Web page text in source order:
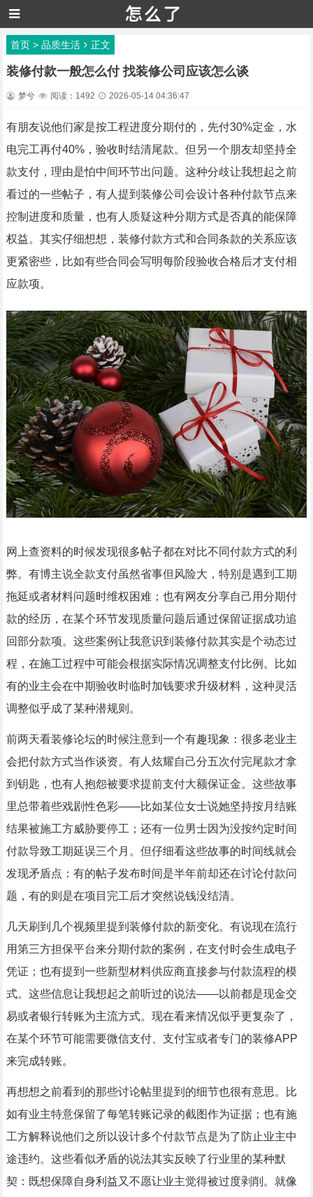
首页> 品质生活 正文
装修付款一般怎么付 找装修公司应该怎么谈
梦兮 阅读：1492 2026-05-14 04:36:47
有朋友说他们家是按工程进度分期付的，先付30%定金，水
电完工再付40%，验收时结清尾款。但另一个朋友却坚持全
款支付，理由是怕中间环节出问题。这种分歧让我想起之前
看过的一些帖子，有人提到装修公司会设计各种付款节点来
控制进度和质量，也有人质疑这种分期方式是否真的能保障
权益。其实仔细想想，装修付款方式和合同条款的关系应该
更紧密些，比如有些合同会写明每阶段验收合格后才支付相
应款项。
网上查资料的时候发现很多帖子都在对比不同付款方式的利
弊。有博主说全款支付虽然省事但风险大，特别是遇到工期
拖延或者材料问题时维权困难；也有网友分享自己用分期付
款的经历，在某个环节发现质量问题后通过保留证据成功追
回部分款项。这些案例让我意识到装修付款其实是个动态过
程，在施工过程中可能会根据实际情况调整支付比例。比如
有的业主会在中期验收时临时加钱要求升级材料，这种灵活
调整似乎成了某种潜规则。
前两天看装修论坛的时候注意到一个有趣现象：很多老业主
会把付款方式当作谈资。有人炫耀自己分五次付完尾款才拿
到钥匙，也有人抱怨被要求提前支付大额保证金。这些故事
里总带着些戏剧性色彩——比如某位女士说她坚持按月结账
结果被施工方威胁要停工；还有一位男士因为没按约定时间
付款导致工期延误三个月。但仔细看这些故事的时间线就会
发现矛盾点：有的帖子发布时间是半年前却还在讨论付款问
题，有的则是在项目完工后才突然说钱没结清。
几天刷到几个视频里提到装修付款的新变化。有说现在流行
用第三方担保平台来分期付款的案例，在支付时会生成电子
凭证；也有提到一些新型材料供应商直接参与付款流程的模
式。这些信息让我想起之前听过的说法——以前都是现金交
易或者银行转账为主流方式。现在看来情况似乎更复杂了，
在某个环节可能需要微信支付、支付宝或者专门的装修APP
来完成转账。
再想想之前看到的那些讨论帖里提到的细节也很有意思。比
如有业主特意保留了每笔转账记录的截图作为证据；也有施
工方解释说他们之所以设计多个付款节点是为了防止业主中
途违约。这些看似矛盾的说法其实反映了行业里的某种默
契：既想保障自身利益又不愿让业主觉得被过度剥削。就像